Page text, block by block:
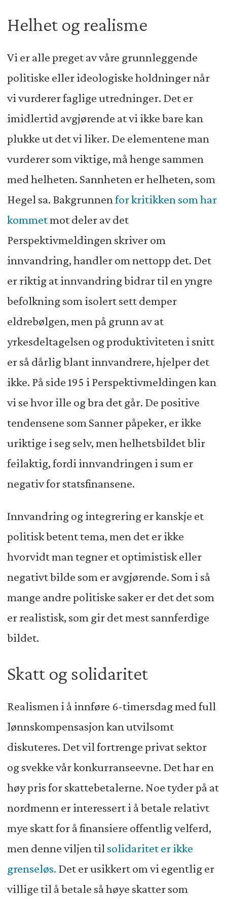
Helhet og realisme
Vi er alle preget av våre grunnleggende
politiske eller ideologiske holdninger når
vi vurderer faglige utredninger. Det er
imidlertid avgjørende at vi ikke bare kan
plukke ut det vi liker. De elementene man
vurderer som viktige, må henge sammen
med helheten. Sannheten er helheten, som
Hegel sa. Bakgrunnenfor kritikken som har
kommetmot deler av det
Perspektivmeldingen skriver om
innvandring, handler om nettopp det. Det
er riktig at innvandring bidrar til en yngre
befolkning som isolert sett demper
eldrebølgen, men på grunn av at
yrkesdeltagelsen og produktiviteten i snitt
er så dårlig blant innvandrere, hjelper det
ikke. På side 195 i Perspektivmeldingen kan
vi se hvor ille og bra det går. De positive
tendensene som Sanner påpeker, er ikke
uriktige i seg selv, men helhetsbildet blir
feilaktig, fordi innvandringen i sum er
negativ for statsfinansene.
Innvandring og integrering er kanskje et
politisk betent tema, men det er ikke
hvorvidt man tegner et optimistisk eller
negativt bilde som er avgjørende. Som i så
mange andre politiske saker er det det som
er realistisk, som gir det mest sannferdige
bildet.
Skatt og solidaritet
Realismen i å innføre 6-timersdag med full
lønnskompensasjon kan utvilsomt
diskuteres. Det vil fortrenge privat sektor
og svekke vår konkurranseevne. Det har en
høy pris for skattebetalerne. Noe tyder på at
nordmenn er interessert i å betale relativt
mye skatt for å finansiere offentlig velferd,
men denne viljen til solidaritet er ikke
grenseløs. Det er usikkert om vi egentlig er
villige til å betale så høye skatter som